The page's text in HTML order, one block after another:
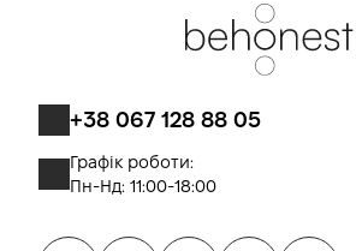
+38 067 128 88 05
Графік роботи:
Пн-Нд: 11:00-18:00